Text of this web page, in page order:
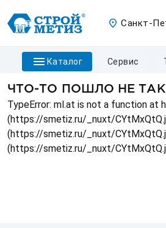
Санкт-
каталог сервис
ЧТО-ТО ПОШЛО НЕ
TypeError: ml.at is not a function
(https://smetiz.ru/_nuxt/
(https://smetiz.ru/_nuxt/
(https://smetiz.ru/_nuxt/